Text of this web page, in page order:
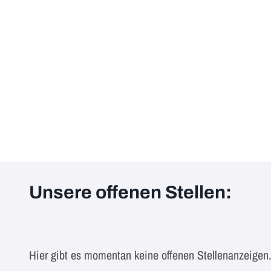
Unsere offenen Stellen:
Hier gibt es momentan keine offenen Stellenanzeigen.